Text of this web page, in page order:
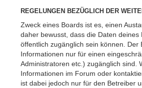
REGELUNGEN BEZÜGLICH DER
Zweck eines Boards ist es, einen
daher bewusst, dass die Daten
öffentlich zugänglich sein können.
Informationen nur für einen
Administratoren etc.) zugänglich sind.
Informationen im Forum oder
ist dabei jedoch nur für den Betreiber